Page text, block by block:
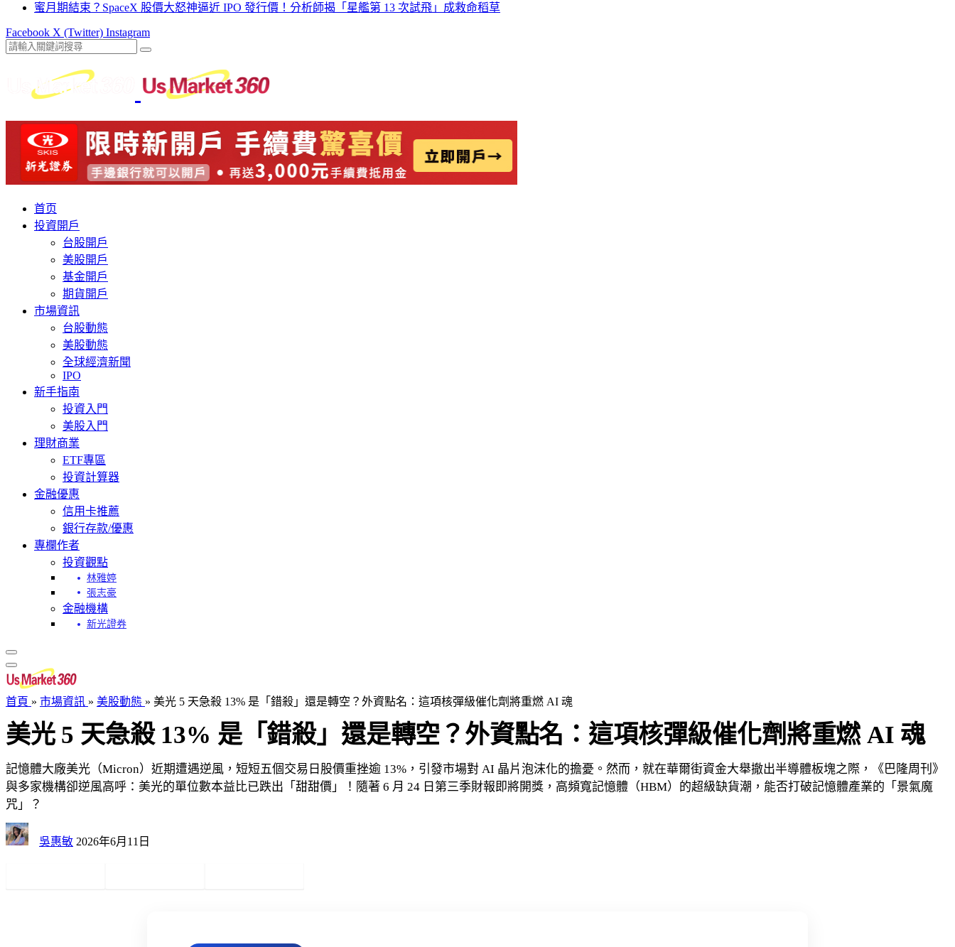
蜜月期結束？SpaceX 股價大怒神逼近 IPO 發行價！分析師揭「星艦第 13 次試飛」成救命稻草
Facebook X (Twitter) Instagram
首页
投資開戶
台股開戶
美股開戶
基金開戶
期貨開戶
市場資訊
台股動態
美股動態
全球經濟新聞
IPO
新手指南
投資入門
美股入門
理財商業
ETF專區
投資計算器
金融優惠
信用卡推薦
銀行存款/優惠
專欄作者
投資觀點
林雅婷
張志豪
金融機構
新光證券
首頁 » 市場資訊 » 美股動態 » 美光 5 天急殺 13% 是「錯殺」還是轉空？外資點名：這項核彈級催化劑將重燃 AI 魂
美光 5 天急殺 13% 是「錯殺」還是轉空？外資點名：這項核彈級催化劑將重燃 AI 魂
記憶體大廠美光（Micron）近期遭遇逆風，短短五個交易日股價重挫逾 13%，引發市場對 AI 晶片泡沫化的擔憂。然而，就在華爾街資金大舉撤出半導體板塊之際，《巴隆周刊》
與多家機構卻逆風高呼：美光的單位數本益比已跌出「甜甜價」！隨著 6 月 24 日第三季財報即將開獎，高頻寬記憶體（HBM）的超級缺貨潮，能否打破記憶體產業的「景氣魔
咒」？
吳惠敏 2026年6月11日